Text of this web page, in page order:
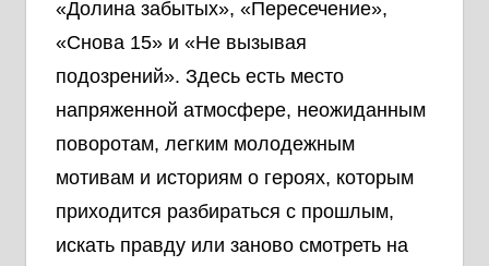
«Долина забытых», «Пересечение»,
«Снова 15» и «Не вызывая
подозрений». Здесь есть место
напряженной атмосфере, неожиданным
поворотам, легким молодежным
мотивам и историям о героях, которым
приходится разбираться с прошлым,
искать правду или заново смотреть на